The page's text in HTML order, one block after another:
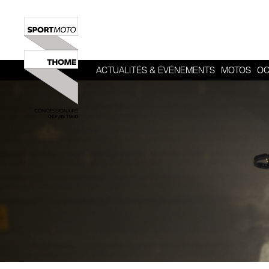
ACTUALITÉS & ÉVÉNEMENTS MOTOS